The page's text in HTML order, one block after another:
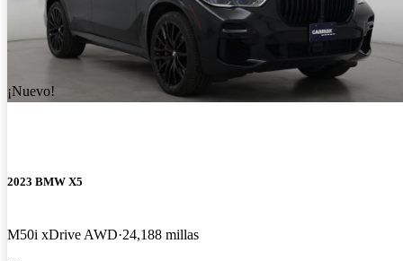
¡Nuevo!
2023 BMW X5
M50i xDrive AWD 24,188 millas